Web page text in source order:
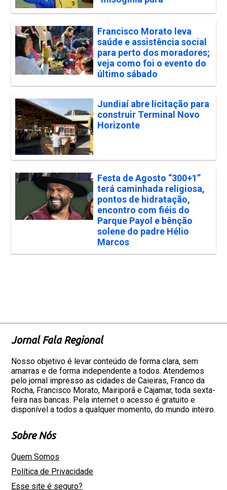
Francisco Morato leva
saúde e assistência social
para perto dos moradores;
veja como foi o evento do
último sábado
Jundiaí abre licitação para
construir Terminal Novo
Horizonte
Festa de Agosto “300+1”
terá caminhada religiosa,
pontos de hidratação,
encontro com fiéis do
Parque Payol e bênção
solene do padre Hélio
Marcos
Jornal Fala Regional
Nosso objetivo é levar conteúdo de forma clara, sem
amarras e de forma independente a todos. Atendemos
pelo jornal impresso as cidades de Caieiras, Franco da
Rocha, Francisco Morato, Mairiporã e Cajamar, toda sexta-
feira nas bancas. Pela internet o acesso é gratuito e
disponível a todos a qualquer momento, do mundo inteiro.
Sobre Nós
Quem Somos
Política de Privacidade
Esse site é seguro?